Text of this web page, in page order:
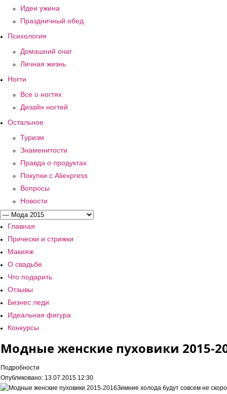
Идеи ужина
Праздничный обед
Психология
Домашний очаг
Личная жизнь
Ногти
Все о ногтях
Дизайн ногтей
Остальное
Туризм
Знаменитости
Правда о продуктах
Покупки с Aliexpress
Вопросы
Новости
Главная
Прически и стрижки
Макияж
О свадьбе
Что подарить
Отзывы
Бизнес леди
Идеальная фигура
Конкурсы
Модные женские пуховики 2015-
Подробности
Опубликовано: 13.07.2015 12:30
Зимние холода будут совсем не